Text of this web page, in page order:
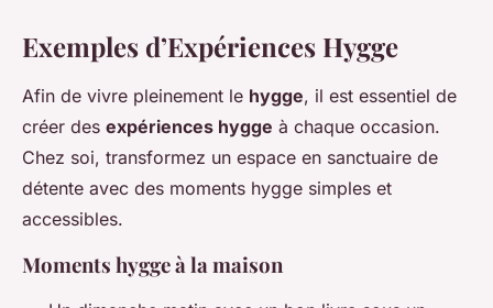
Exemples d’Expériences Hygge
Afin de vivre pleinement le hygge, il est essentiel de
créer des expériences hygge à chaque occasion.
Chez soi, transformez un espace en sanctuaire de
détente avec des moments hygge simples et
accessibles.
Moments hygge à la maison